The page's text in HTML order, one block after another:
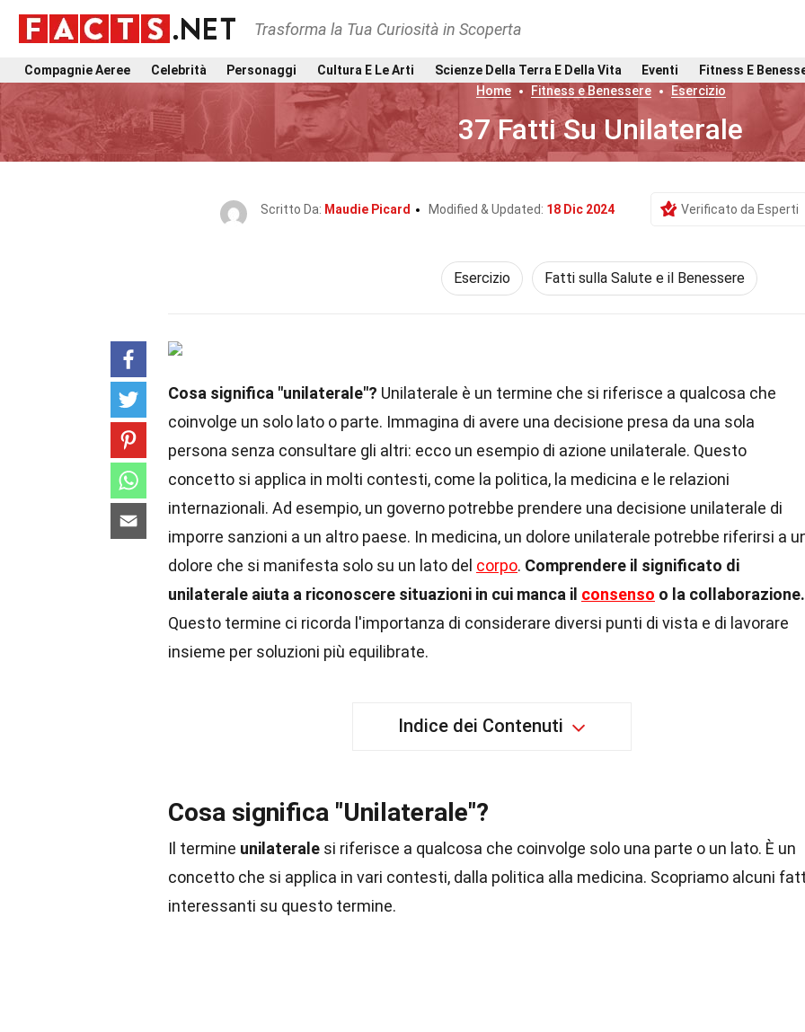
Trasforma la Tua Curiosità in Scoperta
Compagnie Aeree Celebrità Personaggi Cultura E Le Arti Scienze Della Terra E Della Vita Eventi
Fitness E
Home
Fitness e Benessere Esercizio
37 Fatti Su Unilaterale
Scritto Da: Maudie Picard Modified & Updated: 18 Dic 2024 Verificato da Esperti
Esercizio Fatti sulla Salute e il Benessere
Cosa significa "unilaterale"? Unilaterale è un termine che si riferisce a qualcosa che
coinvolge un solo lato o parte. Immagina di avere una decisione presa da una sola
persona senza consultare gli altri: ecco un esempio di azione unilaterale. Questo
concetto si applica in molti contesti, come la politica, la medicina e le relazioni
internazionali. Ad esempio, un governo potrebbe prendere una decisione unilaterale di
imporre sanzioni a un altro paese. In medicina, un dolore unilaterale potrebbe riferirsi a
dolore che si manifesta solo su un lato del corpo. Comprendere il significato di
unilaterale aiuta a riconoscere situazioni in cui manca il consenso o la collaborazione.
Questo termine ci ricorda l'importanza di considerare diversi punti di vista e di lavorare
insieme per soluzioni più equilibrate.
Indice dei Contenuti
Cosa significa "Unilaterale"?
Il termine unilaterale si riferisce a qualcosa che coinvolge solo una parte o un lato. È un
concetto che si applica in vari contesti, dalla politica alla medicina. Scopriamo alcuni
interessanti su questo termine.